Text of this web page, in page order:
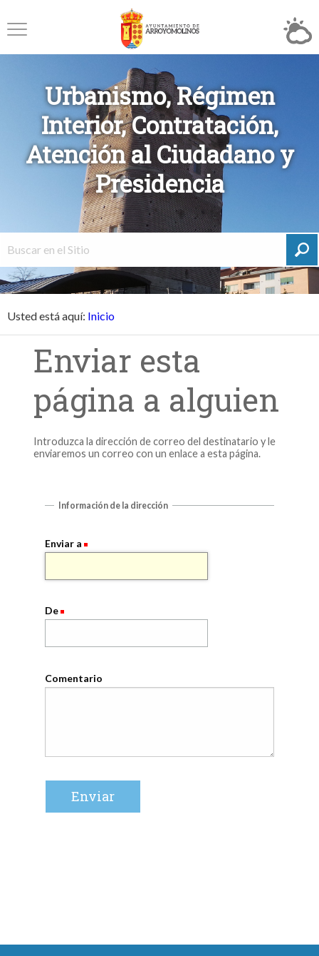
Urbanismo, Régimen
Interior, Contratación,
Atención al Ciudadano y
Presidencia
Usted está aquí: Inicio
Enviar esta
página a alguien
Introduzca la dirección de correo del destinatario y le
enviaremos un correo con un enlace a esta página.
Información de la dirección
Enviar a
De
Comentario